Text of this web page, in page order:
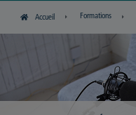
Accueil Formations